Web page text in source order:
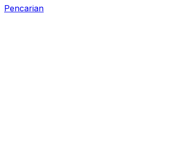
Pencarian